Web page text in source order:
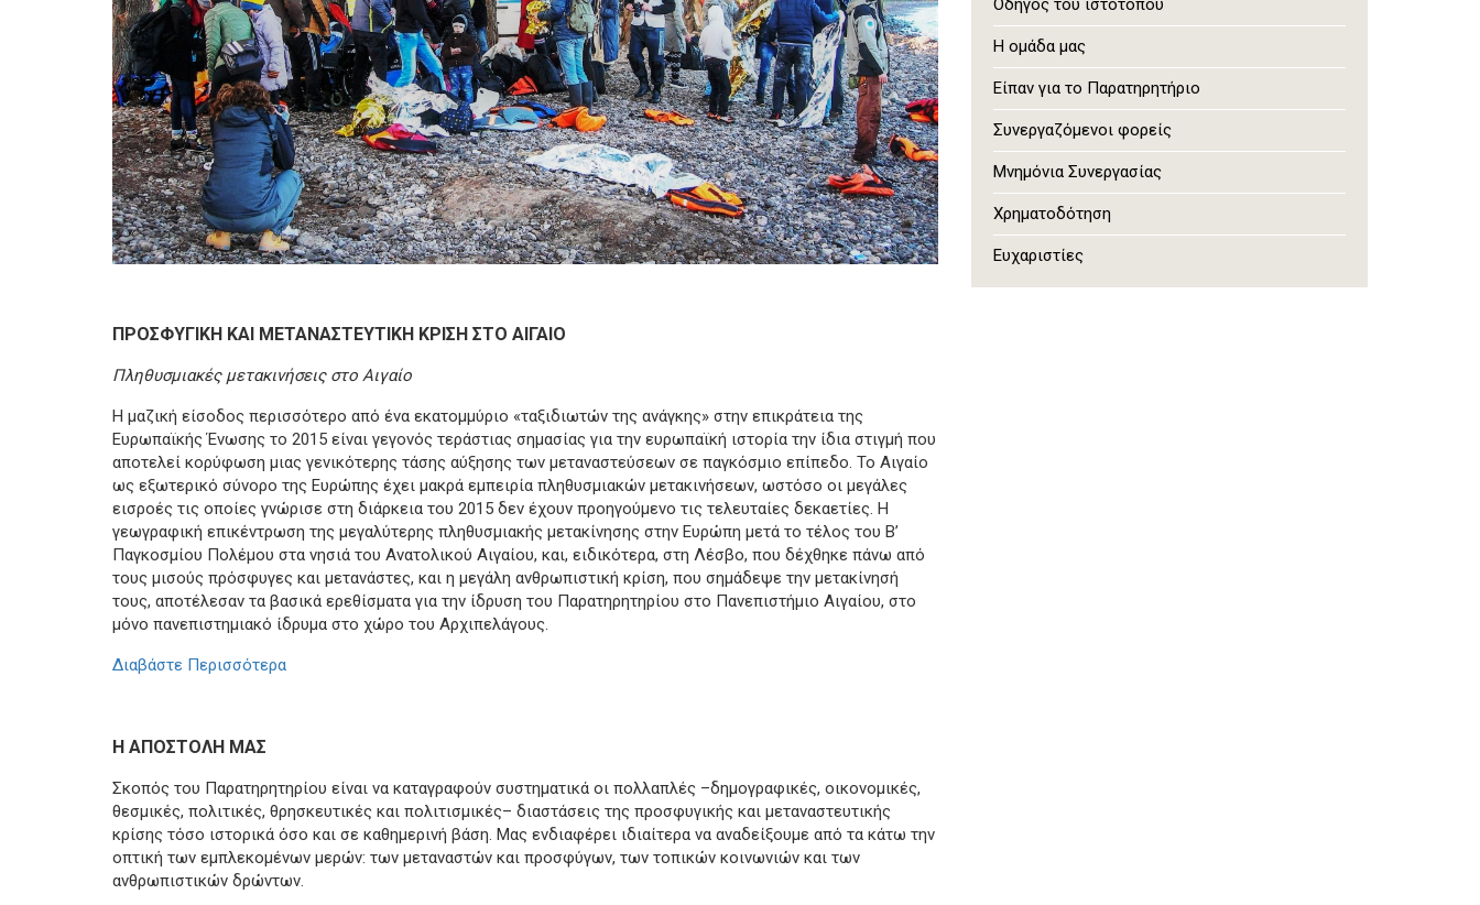
ΠΡΟΣΦΥΓΙΚΗ ΚΑΙ ΜΕΤΑΝΑΣΤΕΥΤΙΚΗ ΚΡΙΣΗ ΣΤΟ ΑΙΓΑΙΟ
Πληθυσμιακές μετακινήσεις στο Αιγαίο
Η μαζική είσοδος περισσότερο από ένα εκατομμύριο «ταξιδιωτών της ανάγκης» στην επικράτεια της
Ευρωπαϊκής Ένωσης το 2015 είναι γεγονός τεράστιας σημασίας για την ευρωπαϊκή ιστορία την ίδια στιγμή που
αποτελεί κορύφωση μιας γενικότερης τάσης αύξησης των μεταναστεύσεων σε παγκόσμιο επίπεδο. Το Αιγαίο
ως εξωτερικό σύνορο της Ευρώπης έχει μακρά εμπειρία πληθυσμιακών μετακινήσεων, ωστόσο οι μεγάλες
εισροές τις οποίες γνώρισε στη διάρκεια του 2015 δεν έχουν προηγούμενο τις τελευταίες δεκαετίες. Η
γεωγραφική επικέντρωση της μεγαλύτερης πληθυσμιακής μετακίνησης στην Ευρώπη μετά το τέλος του Β’
Παγκοσμίου Πολέμου στα νησιά του Ανατολικού Αιγαίου, και, ειδικότερα, στη Λέσβο, που δέχθηκε πάνω από
τους μισούς πρόσφυγες και μετανάστες, και η μεγάλη ανθρωπιστική κρίση, που σημάδεψε την μετακίνησή
τους, αποτέλεσαν τα βασικά ερεθίσματα για την ίδρυση του Παρατηρητηρίου στο Πανεπιστήμιο Αιγαίου, στο
μόνο πανεπιστημιακό ίδρυμα στο χώρο του Αρχιπελάγους.
Διαβάστε Περισσότερα
Η ΑΠΟΣΤΟΛΗ ΜΑΣ
Σκοπός του Παρατηρητηρίου είναι να καταγραφούν συστηματικά οι πολλαπλές –δημογραφικές, οικονομικές,
θεσμικές, πολιτικές, θρησκευτικές και πολιτισμικές– διαστάσεις της προσφυγικής και μεταναστευτικής
κρίσης τόσο ιστορικά όσο και σε καθημερινή βάση. Μας ενδιαφέρει ιδιαίτερα να αναδείξουμε από τα κάτω την
οπτική των εμπλεκομένων μερών: των μεταναστών και προσφύγων, των τοπικών κοινωνιών και των
ανθρωπιστικών δρώντων.
Οδηγός του ιστότοπου
Η ομάδα μας
Είπαν για το Παρατηρητήριο
Συνεργαζόμενοι φορείς
Μνημόνια Συνεργασίας
Χρηματοδότηση
Ευχαριστίες